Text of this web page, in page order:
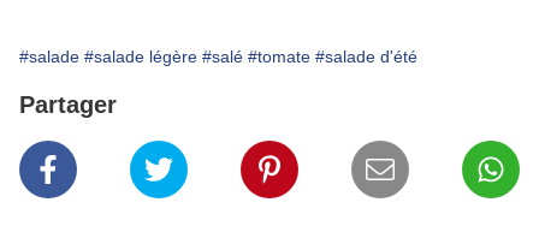
#salade #salade légère #salé #tomate #salade d'été
Partager